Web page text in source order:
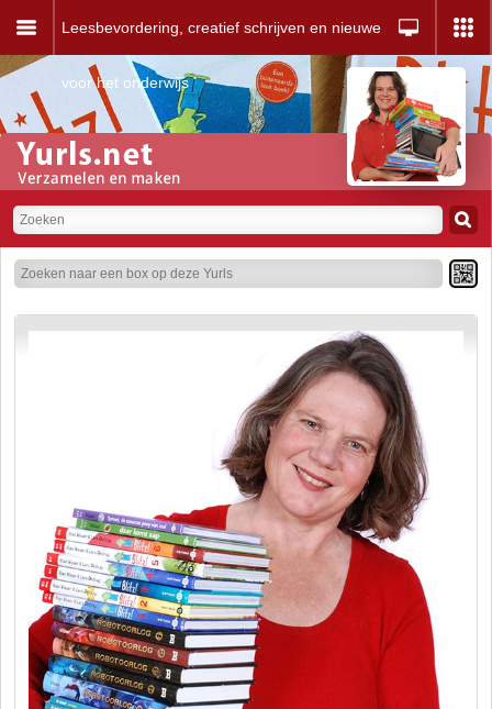
Leesbevordering, creatief schrijven en nieuwe media
voor het onderwijs